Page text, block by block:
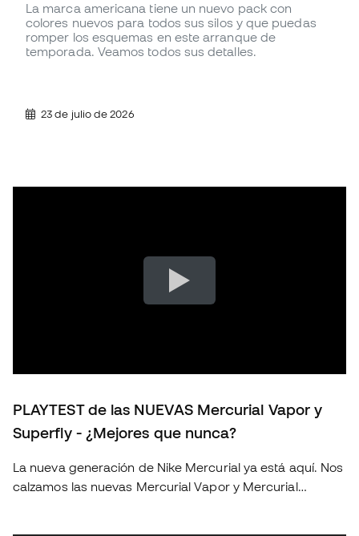
La marca americana tiene un nuevo pack con
colores nuevos para todos sus silos y que puedas
romper los esquemas en este arranque de
temporada. Veamos todos sus detalles.
23 de julio de 2026
PLAYTEST de las NUEVAS Mercurial Vapor y
Superfly - ¿Mejores que nunca?
La nueva generación de Nike Mercurial ya está aquí. Nos
calzamos las nuevas Mercurial Vapor y Mercurial